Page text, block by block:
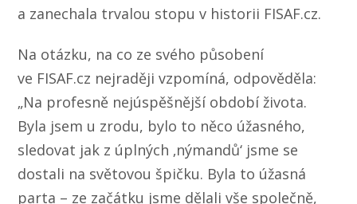
a zanechala trvalou stopu v historii FISAF.cz.
Na otázku, na co ze svého působení
ve FISAF.cz nejraději vzpomíná, odpověděla:
„Na profesně nejúspěšnější období života.
Byla jsem u zrodu, bylo to něco úžasného,
sledovat jak z úplných ‚nýmandů‘ jsme se
dostali na světovou špičku. Byla to úžasná
parta – ze začátku jsme dělali vše společně,